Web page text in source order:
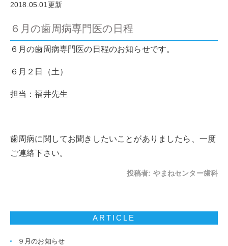
2018.05.01更新
６月の歯周病専門医の日程
６月の歯周病専門医の日程のお知らせです。
６月２日（土）
担当：福井先生
歯周病に関してお聞きしたいことがありましたら、一度
ご連絡下さい。
投稿者: やまねセンター歯科
ARTICLE
９月のお知らせ